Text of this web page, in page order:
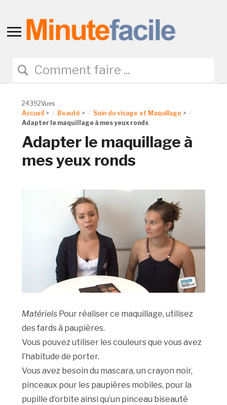
Toggle
navigation
24392Vues
Accueil > Beauté > Soin du visage et Maquillage >
Adapter le maquillage à mes yeux ronds
Adapter le maquillage à
mes yeux ronds
Matériels Pour réaliser ce maquillage, utilisez
des fards à paupières.
Vous pouvez utiliser les couleurs que vous avez
l’habitude de porter.
Vous avez besoin du mascara, un crayon noir,
pinceaux pour les paupières mobiles, pour la
pupille d’orbite ainsi qu’un pinceau biseauté